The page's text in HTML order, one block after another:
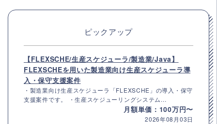
ピックアップ
【FLEXSCHE/生産スケジューラ/製造業/Java】
FLEXSCHEを用いた製造業向け生産スケジューラ導
入・保守支援案件
・製造業向け生産スケジューラ「FLEXSCHE」の導入・保守
支援案件です。 ・生産スケジューリングシステム...
月額単価：100万円〜
2026年08月03日